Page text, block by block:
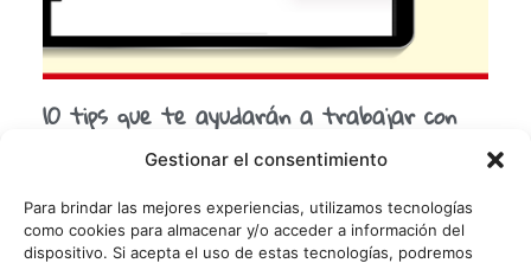
Gestionar el consentimiento
Para brindar las mejores experiencias, utilizamos tecnologías
como cookies para almacenar y/o acceder a información del
dispositivo. Si acepta el uso de estas tecnologías, podremos
10 tips que te ayudarán a trabajar con
Procreate
increíble que quieres hacer realidad? La tecnología puede
ser una gran aliada y Procreate es